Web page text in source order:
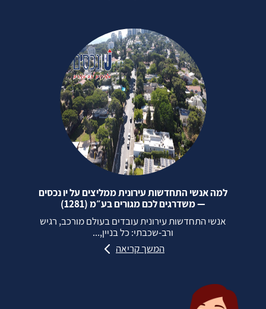
למה אנשי התחדשות עירונית ממליצים על יו נכסים
— משדרגים לכם מגורים בע״מ (1281)
אנשי התחדשות עירונית עובדים בעולם מורכב, רגיש
ורב‑שכבתי: כל בניין,...
המשך קריאה